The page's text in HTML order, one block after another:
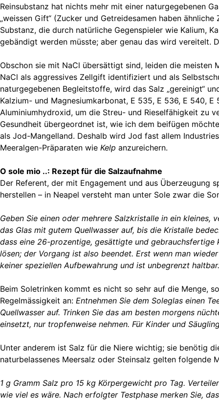
Reinsubstanz hat nichts mehr mit einer naturgegebenen
„weissen Gift“ (Zucker und Getreidesamen haben
Substanz, die durch natürliche Gegenspieler wie Kalium,
gebändigt werden müsste; aber genau das wird vereitelt.
Obschon sie mit NaCl übersättigt sind, leiden die meisten
NaCl als aggressives Zellgift identifiziert und als
naturgegebenen Begleitstoffe, wird das Salz „gereinigt“
Kalzium- und Magnesiumkarbonat, E 535, E 536, E 540,
Aluminiumhydroxid, um die Streu- und Rieselfähigkeit zu
Gesundheit übergeordnet ist, wie ich dem beifügen
als Jod-Mangelland. Deshalb wird Jod fast allem
Meeralgen-Präparaten wie Kelp anzureichern.
O sole mio ..: Rezept für die Salzaufnahme
Der Referent, der mit Engagement und aus Überzeugung
herstellen – in Neapel versteht man unter Sole zwar die
Geben Sie einen oder mehrere Salzkristalle in ein kleines,
das Glas mit gutem Quellwasser auf, bis die Kristalle
dass eine 26-prozentige, gesättigte und gebrauchsfertige
lösen; der Vorgang ist also beendet. Erst wenn man
keiner speziellen Aufbewahrung und ist unbegrenzt haltbar.
Beim Soletrinken kommt es nicht so sehr auf die Menge,
Regelmässigkeit an: Entnehmen Sie dem Soleglas einen
Quellwasser auf. Trinken Sie das am besten morgens
einsetzt, nur tropfenweise nehmen. Für Kinder und
Unter anderem ist Salz für die Niere wichtig; sie benötig
naturbelassenes Meersalz oder Steinsalz gelten folgende
1 g Gramm Salz pro 15 kg Körpergewicht pro Tag.
wie viel es wäre. Nach erfolgter Testphase merken Sie,